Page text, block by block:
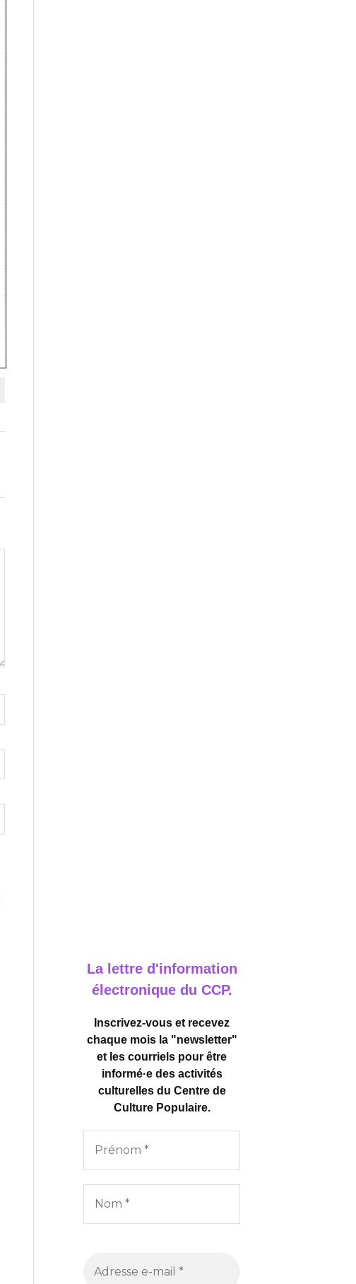
La lettre d'information
électronique du CCP.
Inscrivez-vous et recevez
chaque mois la "newsletter"
et les courriels pour être
informé·e des activités
culturelles du Centre de
Culture Populaire.